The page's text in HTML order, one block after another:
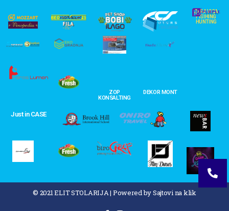
ZERAVICA
FISIHING
HUNTING
ZOP
KONSALTING
DEKOR MONT
Just in CASE
© 2021 ELIT STOLARIJA| Powered by Sajtovi na klik